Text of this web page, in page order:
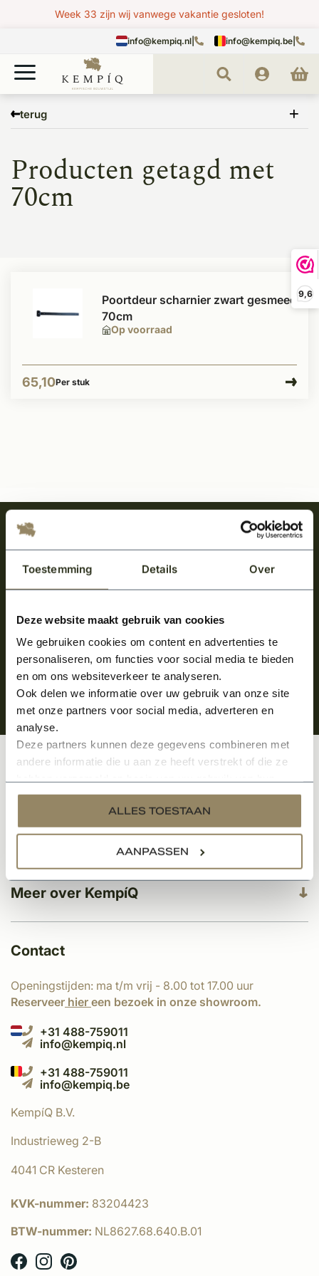
Toestemming Details Over
Deze website maakt gebruik van cookies
We gebruiken cookies om content en advertenties te
personaliseren, om functies voor social media te bieden
en om ons websiteverkeer te analyseren.
Ook delen we informatie over uw gebruik van onze site
met onze partners voor social media, adverteren en
analyse.
Deze partners kunnen deze gegevens combineren met
andere informatie die u aan ze heeft verstrekt of die ze
services.
ALLES TOESTAAN
AANPASSEN
9,6
Week 33 zijn wij vanwege vakantie gesloten!
info@kempiq.nl info@kempiq.be
terug
70cm
Producten getagd met
70cm
Op voorraad
Poortdeur scharnier zwart gesmeed
70cm
65,10Per stuk
Meld je aan en ontvang het laatste nieuws
over onze kempische bouwstijl!
Aanmelden voor de nieuwsbrief
Meer over KempíQ
Klantenservice
Categorieën
Contact
Openingstijden: ma t/m vrij - 8.00 tot 17.00 uur
Reserveer hier een bezoek in onze showroom.
+31 488-759011
info@kempiq.nl
+31 488-759011
info@kempiq.be
KempíQ B.V.
Industrieweg 2-B
4041 CR Kesteren
KVK-nummer: 83204423
BTW-nummer: NL8627.68.640.B.01